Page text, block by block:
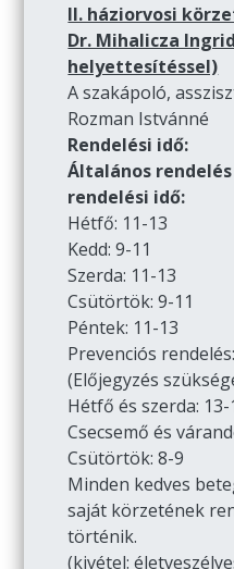
II. háziorvosi
Dr. Mihalicza
helyettesítéssel)
A szakápoló,
Rozman Istvánné
Rendelési idő:
Általános
rendelési idő:
Hétfő: 11-13
Kedd: 9-11
Szerda: 11-13
Csütörtök: 9-11
Péntek: 11-13
Prevenciós rendelés:
(Előjegyzés
Hétfő és szerda: 13-
Csecsemő és
Csütörtök: 8-9
Minden kedves
saját körzetének
történik.
(kivétel: